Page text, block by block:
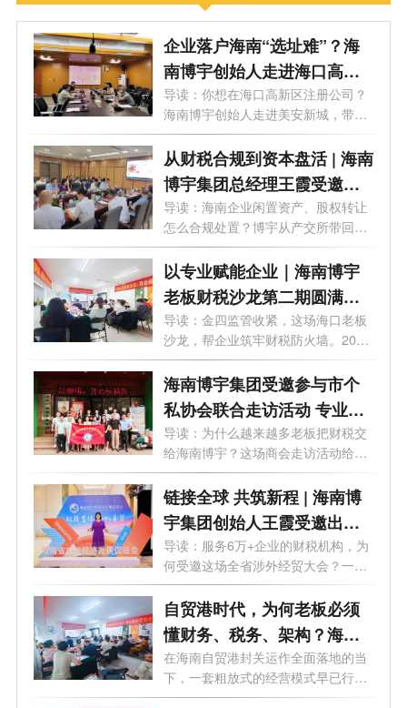
企业落户海南“选址难”？海
南博宇创始人走进海口高新
区美安新城，为您精准匹配
园区政策！
导读：你想在海口高新区注册公司？
海南博宇创始人走进美安新城，带回
一手...
从财税合规到资本盘活 | 海南
博宇集团总经理王霞受邀走
进海南产交所
导读：海南企业闲置资产、股权转让
怎么合规处置？博宇从产交所带回实
操指...
以专业赋能企业｜海南博宇
老板财税沙龙第二期圆满落
幕
导读：金四监管收紧，这场海口老板
沙龙，帮企业筑牢财税防火墙。2026
年6月...
海南博宇集团受邀参与市个
私协会联合走访活动 专业赋
能企业老板财务思维升级
导读：为什么越来越多老板把财税交
给海南博宇？这场商会走访活动给出
了答...
链接全球 共筑新程 | 海南博
宇集团创始人王霞受邀出席
海南省对外经济发展促进会
换届盛典
导读：服务6万+企业的财税机构，为
何受邀这场全省涉外经贸大会？一篇
文章...
自贸港时代，为何老板必须
懂财务、税务、架构？海南
博宇集团这场沙龙给出答案
在海南自贸港封关运作全面落地的当
下，一套粗放式的经营模式早已行不
通。...